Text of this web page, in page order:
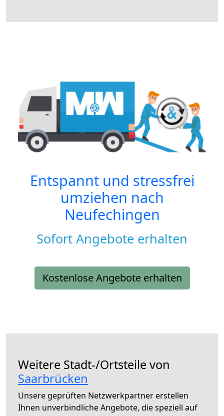
Entspannt und stressfrei
umziehen nach
Neufechingen
Sofort Angebote erhalten
Kostenlose Angebote erhalten
Weitere Stadt-/Ortsteile von
Saarbrücken
Unsere geprüften Netzwerkpartner erstellen
Ihnen unverbindliche Angebote, die speziell auf